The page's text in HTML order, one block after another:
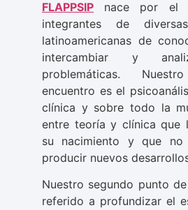
FLAPPSIP
nace por el
integrantes de
latinoamericanas de
intercambiar y
problemáticas.
encuentro es el
clínica y sobre todo la
entre teoría y clínica que
su nacimiento y que
producir nuevos
Nuestro segundo punto
referido a profundizar el